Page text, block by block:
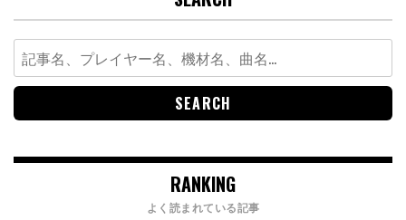
Search
for:
RANKING
よく読まれている記事